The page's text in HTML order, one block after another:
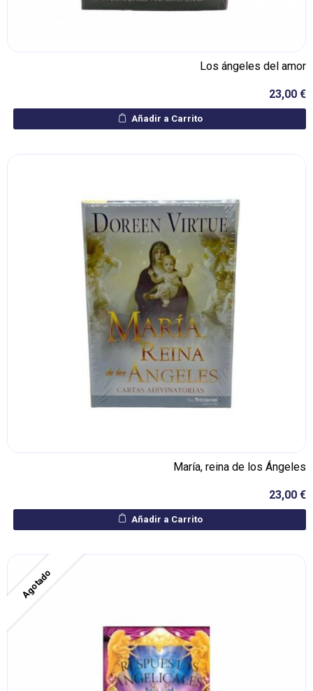
Los ángeles del amor
23,00 €
Añadir a Carrito
María, reina de los Ángeles
23,00 €
Añadir a Carrito
Agotado